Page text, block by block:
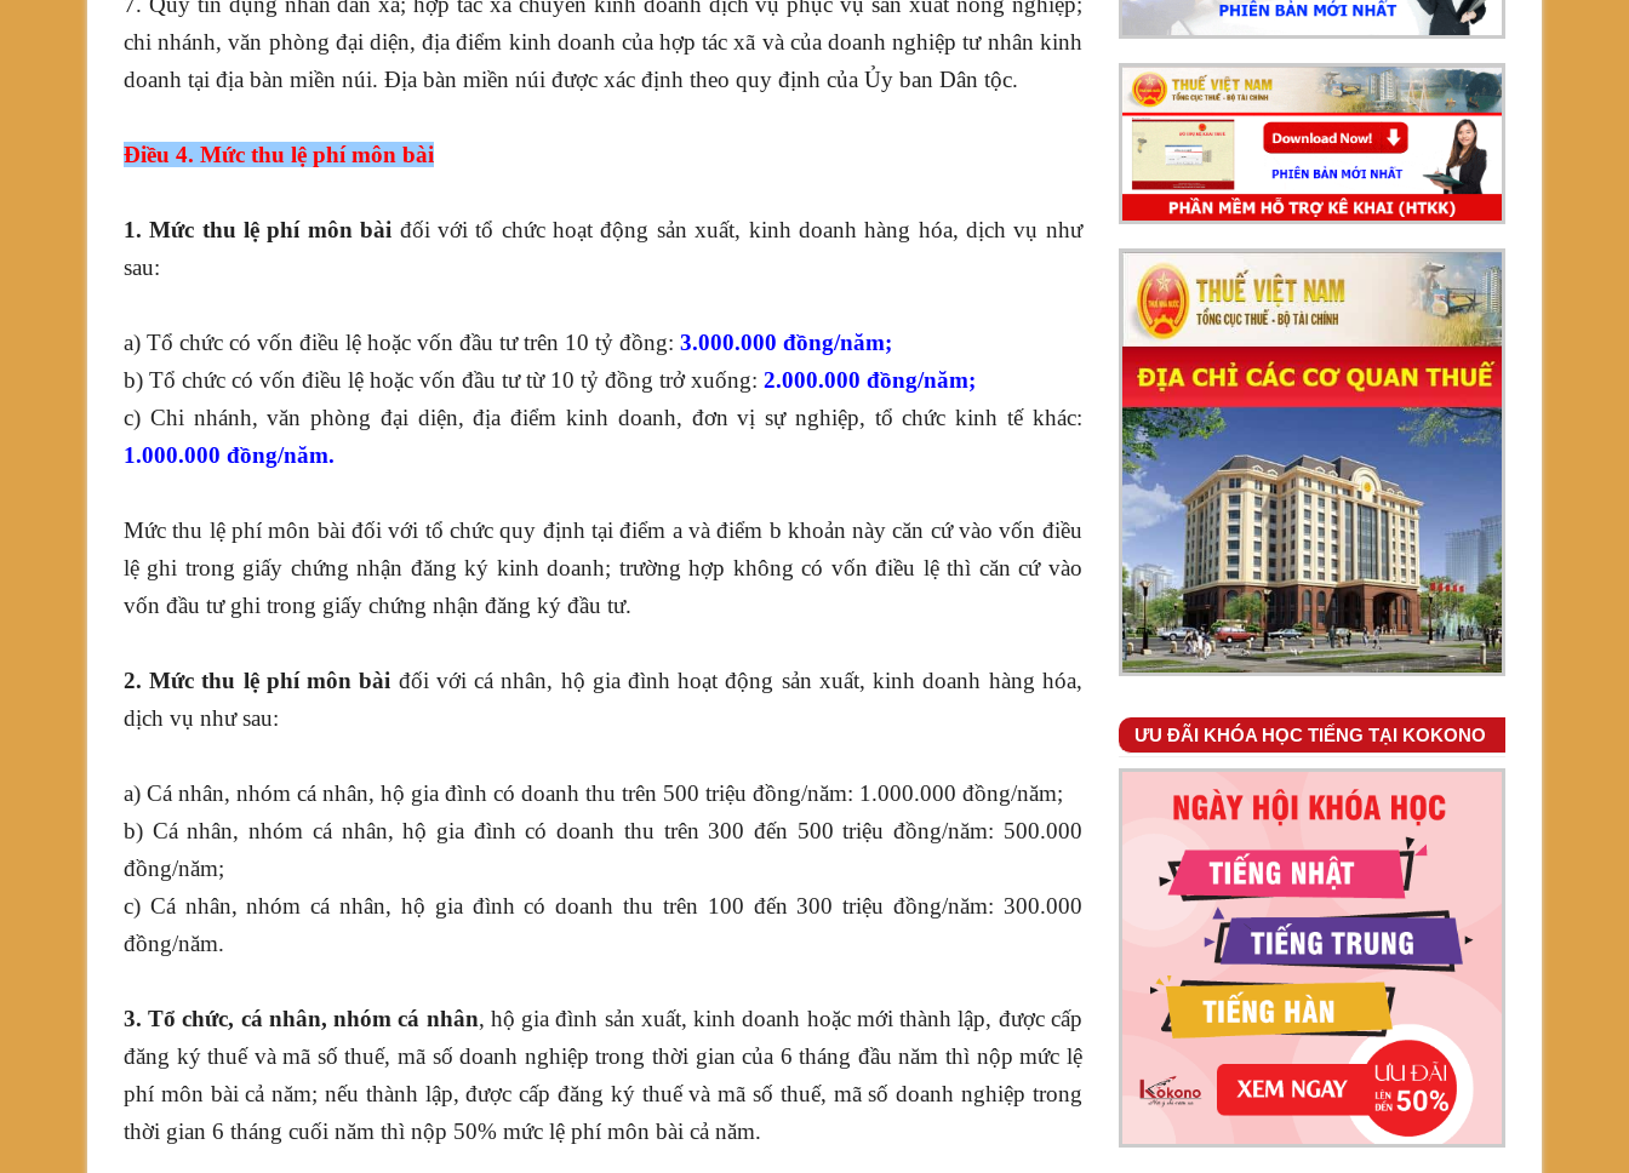
chi nhánh, văn phòng đại diện, địa điểm kinh doanh của hợp tác xã và của doanh nghiệp tư nhân kinh
doanh tại địa bàn miền núi. Địa bàn miền núi được xác định theo quy định của Ủy ban Dân tộc.
Điều 4. Mức thu lệ phí môn bài
1. Mức thu lệ phí môn bài đối với tổ chức hoạt động sản xuất, kinh doanh hàng hóa, dịch vụ như
sau:
a) Tổ chức có vốn điều lệ hoặc vốn đầu tư trên 10 tỷ đồng: 3.000.000 đồng/năm;
b) Tổ chức có vốn điều lệ hoặc vốn đầu tư từ 10 tỷ đồng trở xuống: 2.000.000 đồng/năm;
c) Chi nhánh, văn phòng đại diện, địa điểm kinh doanh, đơn vị sự nghiệp, tổ chức kinh tế khác:
1.000.000 đồng/năm.
Mức thu lệ phí môn bài đối với tổ chức quy định tại điểm a và điểm b khoản này căn cứ vào vốn điều
lệ ghi trong giấy chứng nhận đăng ký kinh doanh; trường hợp không có vốn điều lệ thì căn cứ vào
vốn đầu tư ghi trong giấy chứng nhận đăng ký đầu tư.
2. Mức thu lệ phí môn bài đối với cá nhân, hộ gia đình hoạt động sản xuất, kinh doanh hàng hóa,
dịch vụ như sau:
a) Cá nhân, nhóm cá nhân, hộ gia đình có doanh thu trên 500 triệu đồng/năm: 1.000.000 đồng/năm;
b) Cá nhân, nhóm cá nhân, hộ gia đình có doanh thu trên 300 đến 500 triệu đồng/năm: 500.000
đồng/năm;
c) Cá nhân, nhóm cá nhân, hộ gia đình có doanh thu trên 100 đến 300 triệu đồng/năm: 300.000
đồng/năm.
3. Tổ chức, cá nhân, nhóm cá nhân, hộ gia đình sản xuất, kinh doanh hoặc mới thành lập, được cấp
đăng ký thuế và mã số thuế, mã số doanh nghiệp trong thời gian của 6 tháng đầu năm thì nộp mức lệ
phí môn bài cả năm; nếu thành lập, được cấp đăng ký thuế và mã số thuế, mã số doanh nghiệp trong
thời gian 6 tháng cuối năm thì nộp 50% mức lệ phí môn bài cả năm.
ƯU ĐÃI KHÓA HỌC TIẾNG TẠI KOKONO